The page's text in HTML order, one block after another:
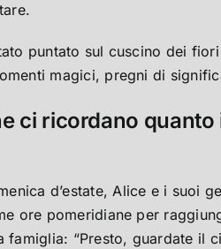
puntato sul cuscino dei
magici, pregni di
ci ricordano
d’estate, Alice e i suoi
ore pomeridiane per
famiglia: “Presto, guardate il